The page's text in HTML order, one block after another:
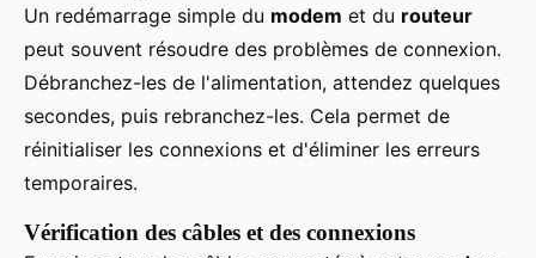
Un redémarrage simple du modem et du routeur
peut souvent résoudre des problèmes de connexion.
Débranchez-les de l'alimentation, attendez quelques
secondes, puis rebranchez-les. Cela permet de
réinitialiser les connexions et d'éliminer les erreurs
temporaires.
Vérification des câbles et des connexions